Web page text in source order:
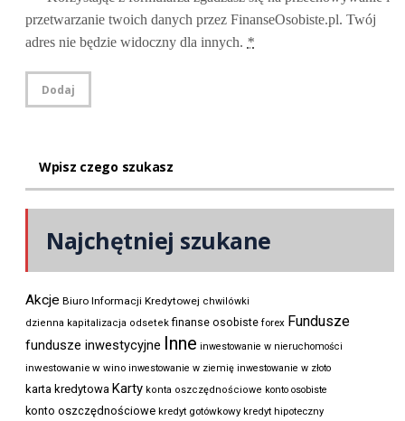
przetwarzanie twoich danych przez FinanseOsobiste.pl. Twój
adres nie będzie widoczny dla innych. *
Najchętniej szukane
Akcje Biuro Informacji Kredytowej chwilówki
dzienna kapitalizacja odsetek finanse osobiste forex Fundusze
fundusze inwestycyjne Inne inwestowanie w nieruchomości
inwestowanie w wino inwestowanie w ziemię inwestowanie w złoto
karta kredytowa Karty konta oszczędnościowe konto osobiste
konto oszczędnościowe kredyt gotówkowy kredyt hipoteczny